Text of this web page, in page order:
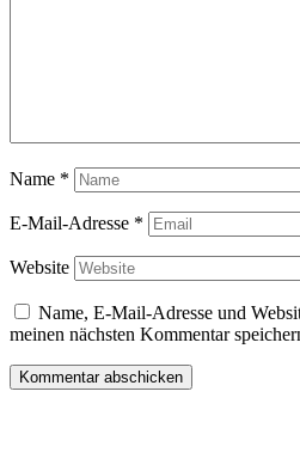
Name *
E-Mail-Adresse *
Website
Name, E-Mail-Adresse und
meinen nächsten Kommentar